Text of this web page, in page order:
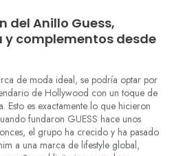
del Anillo Guess,
y complementos desde
de moda ideal, se podría optar por
de Hollywood con un toque de
Esto es exactamente lo que hicieron
fundaron GUESS hace unos
el grupo ha crecido y ha pasado
a una marca de lifestyle global,